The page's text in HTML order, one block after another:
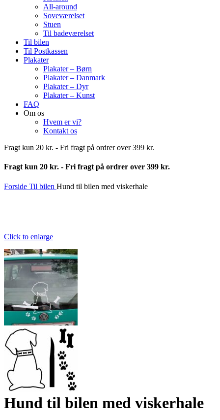
All-around
Soveværelset
Stuen
Til badeværelset
Til bilen
Til Postkassen
Plakater
Plakater – Børn
Plakater – Danmark
Plakater – Dyr
Plakater – Kunst
FAQ
Om os
Hvem er vi?
Kontakt os
Fragt kun 20 kr. - Fri fragt på ordrer over 399 kr.
Fragt kun 20 kr. - Fri fragt på ordrer over 399 kr.
Forside Til bilen Hund til bilen med viskerhale
Click to enlarge
Hund til bilen med viskerhale